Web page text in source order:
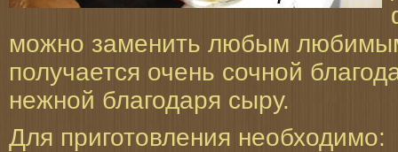
можно заменить любым
получается очень сочной
нежной благодаря сыру.
Для приготовления необходимо: